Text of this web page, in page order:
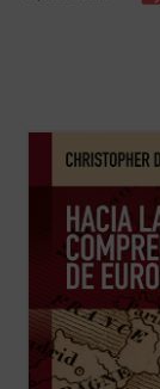
En tiempos de fuertes
sobre la validez del
comprensión de Europa
tan iluminador como
(ver ficha)